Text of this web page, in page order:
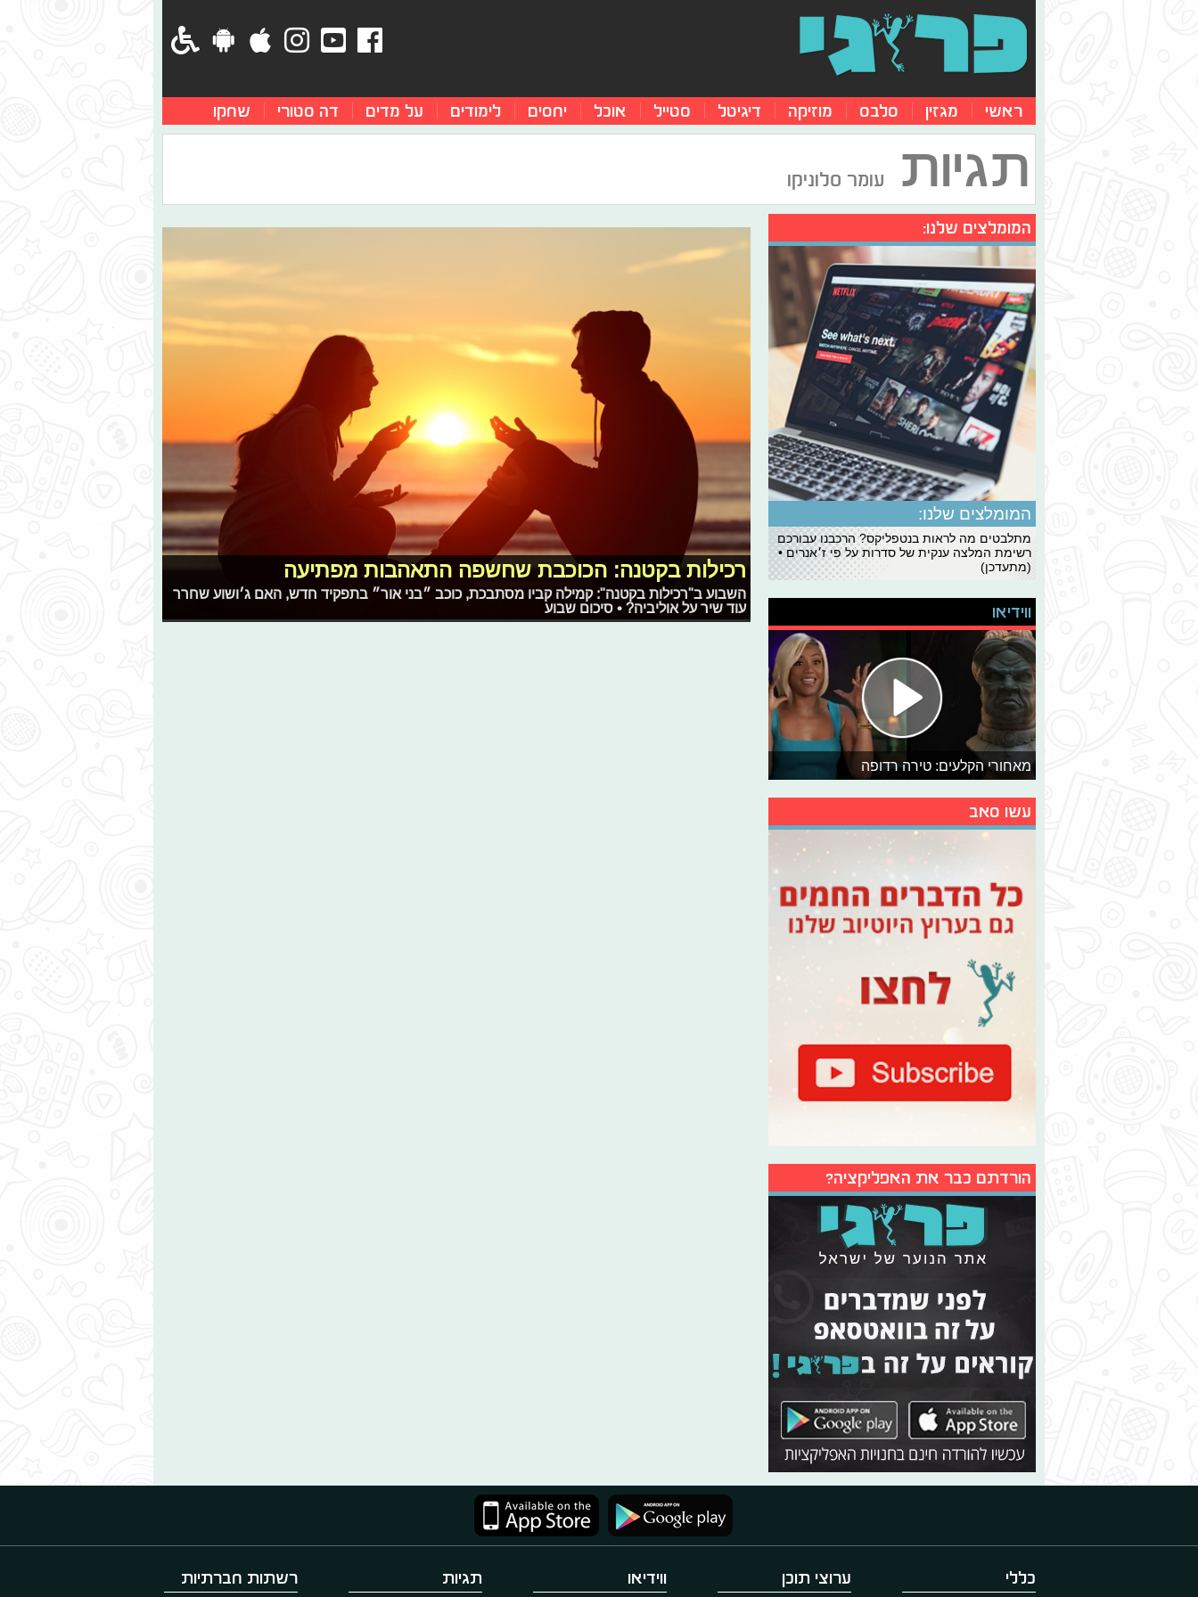
ראשי מגזין סלבס מוזיקה דיגיטל סטייל אוכל יחסים לימודים על מדים דה סטורי שחקו
תגיות עומר סלוניקו
רכילות בקטנה: הכוכבת שחשפה התאהבות מפתיעה
השבוע ב"רכילות בקטנה": קמילה קביו מסתבכת, כוכב ״בני אור״ בתפקיד חדש, האם ג׳ושוע שחרר
עוד שיר על אוליביה? • סיכום שבוע
המומלצים שלנו:
המומלצים שלנו:
מתלבטים מה לראות בנטפליקס? הרכבנו עבורכם
רשימת המלצה ענקית של סדרות על פי ז׳אנרים •
(מתעדכן)
ווידיאו
מאחורי הקלעים: טירה רדופה
עשו סאב
הורדתם כבר את האפליקציה?
כללי ערוצי תוכן ווידיאו תגיות רשתות חברתיות